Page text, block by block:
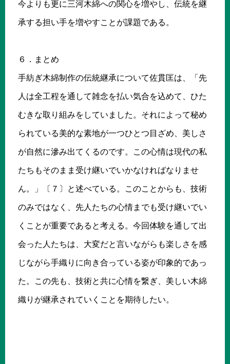
今よりも更に三河木綿への関心を増やし、伝統を継
承する担い手を増やすことが課題である。
６．まとめ
手紡ぎ木綿制作の伝統継承について佐貫匡は、「先
人は全工程を通して雑念を払い気合を込めて、ひた
むきな取り組みをしていました。それによって秘め
られている美的な素地が一つひとつ目ざめ、美しさ
が自然に滲み出てくるのです。この心情は現代の私
たちもそのまま受け継いでいかなければなりませ
ん。」〔７〕と述べている。このことからも、技術
のみではなく、先人たちの心情までも受け継いでい
くことが重要であると考える。今回体験を通して出
会った人たちは、大変だと言いながらも楽しさを感
じながら手織りに向き合っている姿が印象的であっ
た。この先も、技術と共に心情を繋ぎ、美しい木綿
織りが継承されていくことを期待したい。